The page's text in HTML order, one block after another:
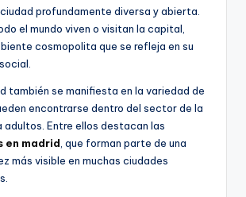
profundamente diversa y abierta.
el mundo viven o visitan la capital,
cosmopolita que se refleja en su
también se manifiesta en la variedad de
encontrarse dentro del sector de la
adultos. Entre ellos destacan las
en madrid , que forman parte de una
más visible en muchas ciudades